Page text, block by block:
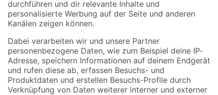
Folge uns
Zahlungsarten Versandarten